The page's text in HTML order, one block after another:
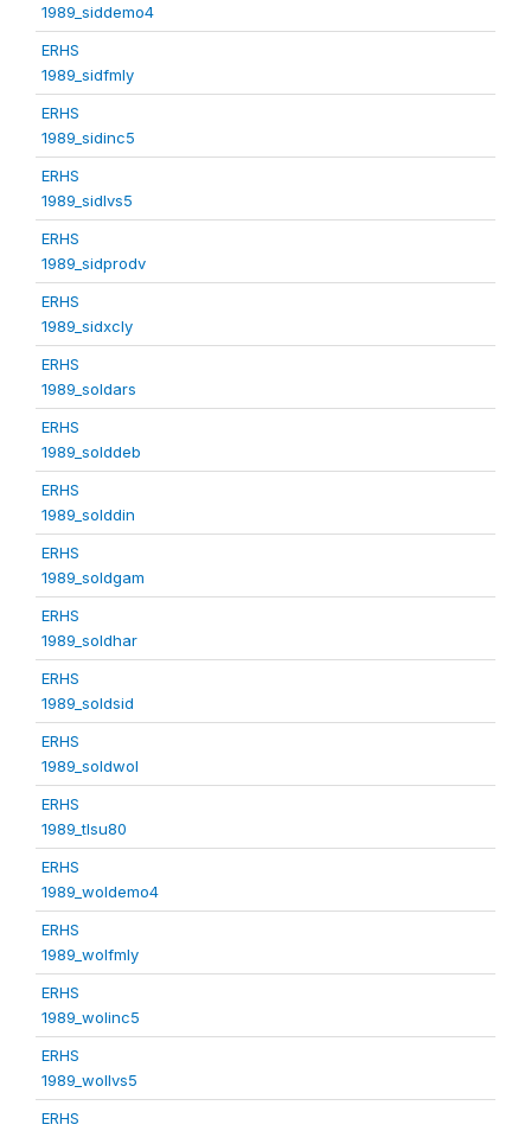
1989_siddemo4
ERHS
1989_sidfmly
ERHS
1989_sidinc5
ERHS
1989_sidlvs5
ERHS
1989_sidprodv
ERHS
1989_sidxcly
ERHS
1989_soldars
ERHS
1989_solddeb
ERHS
1989_solddin
ERHS
1989_soldgam
ERHS
1989_soldhar
ERHS
1989_soldsid
ERHS
1989_soldwol
ERHS
1989_tlsu80
ERHS
1989_woldemo4
ERHS
1989_wolfmly
ERHS
1989_wolinc5
ERHS
1989_wollvs5
ERHS